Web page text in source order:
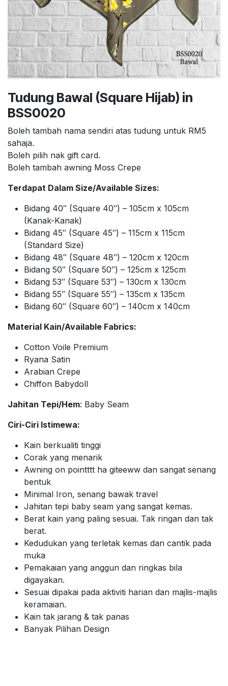
Tudung Bawal (Square Hijab) in
BSS0020
Boleh tambah nama sendiri atas tudung untuk RM5
sahaja.
Boleh pilih nak gift card.
Boleh tambah awning Moss Crepe
Terdapat Dalam Size/Available Sizes:
Bidang 40″ (Square 40″) – 105cm x 105cm
(Kanak-Kanak)
Bidang 45″ (Square 45″) – 115cm x 115cm
(Standard Size)
Bidang 48″ (Square 48″) – 120cm x 120cm
Bidang 50″ (Square 50″) – 125cm x 125cm
Bidang 53″ (Square 53″) – 130cm x 130cm
Bidang 55″ (Square 55″) – 135cm x 135cm
Bidang 60″ (Square 60″) – 140cm x 140cm
Material Kain/Available Fabrics:
Cotton Voile Premium
Ryana Satin
Arabian Crepe
Chiffon Babydoll
Jahitan Tepi/Hem: Baby Seam
Ciri-Ciri Istimewa:
Kain berkualiti tinggi
Corak yang menarik
Awning on pointttt ha giteeww dan sangat senang
bentuk
Minimal Iron, senang bawak travel
Jahitan tepi baby seam yang sangat kemas.
Berat kain yang paling sesuai. Tak ringan dan tak
berat.
Kedudukan yang terletak kemas dan cantik pada
muka
Pemakaian yang anggun dan ringkas bila
digayakan.
Sesuai dipakai pada aktiviti harian dan majlis-majlis
keramaian.
Kain tak jarang & tak panas
Banyak Pilihan Design